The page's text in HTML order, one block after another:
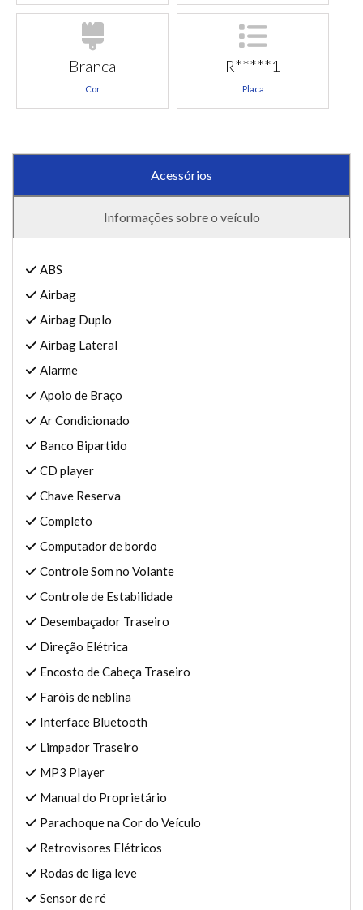
Branca
Cor
R*****1
Placa
Acessórios
Informações sobre o veículo
ABS
Airbag
Airbag Duplo
Airbag Lateral
Alarme
Apoio de Braço
Ar Condicionado
Banco Bipartido
CD player
Chave Reserva
Completo
Computador de bordo
Controle Som no Volante
Controle de Estabilidade
Desembaçador Traseiro
Direção Elétrica
Encosto de Cabeça Traseiro
Faróis de neblina
Interface Bluetooth
Limpador Traseiro
MP3 Player
Manual do Proprietário
Parachoque na Cor do Veículo
Retrovisores Elétricos
Rodas de liga leve
Sensor de ré